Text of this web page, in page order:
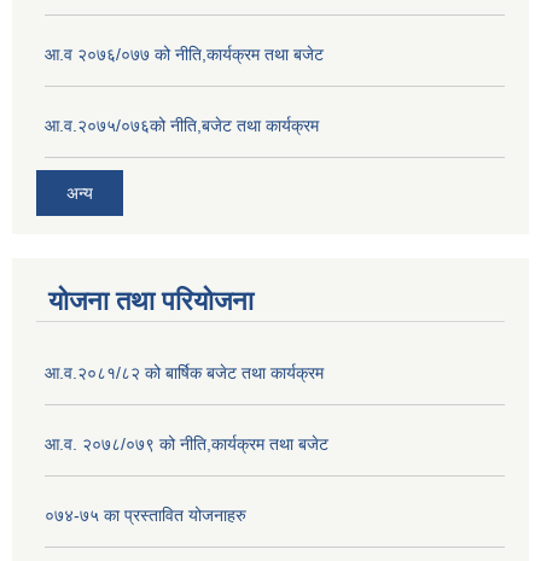
आ.व २०७६/०७७ को नीति,कार्यक्रम तथा बजेट
आ.व.२०७५/०७६को नीति,बजेट तथा कार्यक्रम
अन्य
योजना तथा परियोजना
आ.व.२०८१/८२ को बार्षिक बजेट तथा कार्यक्रम
आ.व. २०७८/०७९ को नीति,कार्यक्रम तथा बजेट
०७४-७५ का प्रस्तावित योजनाहरु